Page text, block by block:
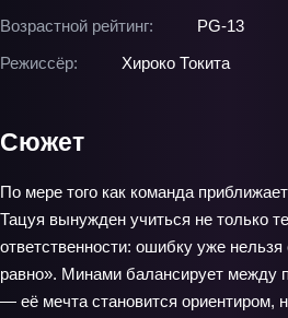
Возрастной рейтинг:
PG-13
Режиссёр:
Хироко Токита
Сюжет
По мере того как команда
Тацуя вынужден учиться не только
ответственности: ошибку уже
равно». Минами балансирует между
— её мечта становится ориентиром,